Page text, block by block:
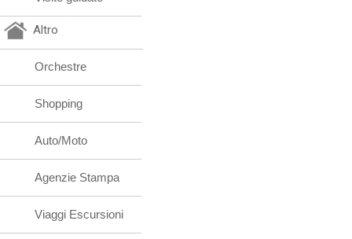
Altro
Orchestre
Shopping
Auto/Moto
Agenzie Stampa
Viaggi Escursioni